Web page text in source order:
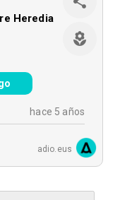
Heredia
hace 5 años
adio.eus